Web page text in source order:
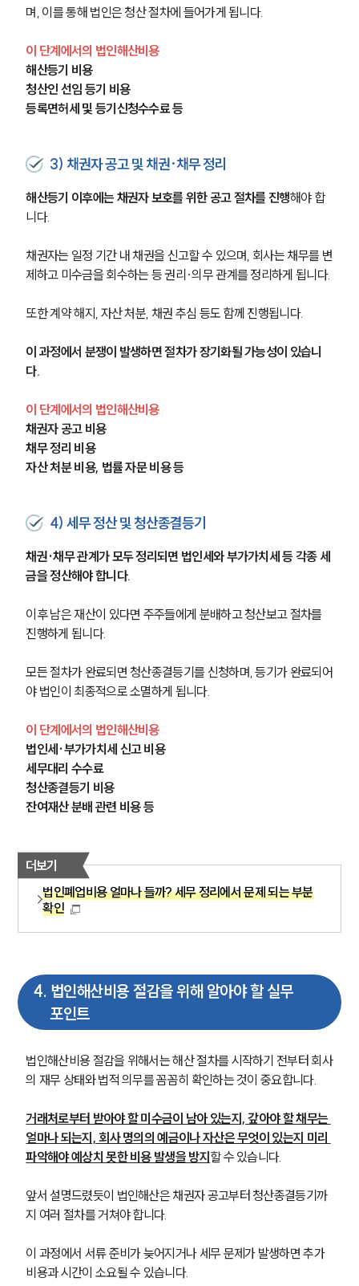
사례분석/최신동향
법률정보
법률지식인
고객후기
NEWS
공지사항
법률 블로그
법률서식
뉴스레터/브로슈어
대륜법률상담예약
대륜법률상담예약
며, 이를 통해 법인은 청산 절차에 들어가게 됩니다.
이 단계에서의 법인해산비용
해산등기 비용
청산인 선임 등기 비용
등록면허세 및 등기신청수수료 등
3) 채권자 공고 및 채권·채무 정리
해산등기 이후에는 채권자 보호를 위한 공고 절차를 진행해야 합
니다.
채권자는 일정 기간 내 채권을 신고할 수 있으며, 회사는 채무를 변
제하고 미수금을 회수하는 등 권리·의무 관계를 정리하게 됩니다.
또한 계약 해지, 자산 처분, 채권 추심 등도 함께 진행됩니다.
이 과정에서 분쟁이 발생하면 절차가 장기화될 가능성이 있습니
다.
이 단계에서의 법인해산비용
채권자 공고 비용
채무 정리 비용
자산 처분 비용, 법률 자문 비용 등
4) 세무 정산 및 청산종결등기
채권·채무 관계가 모두 정리되면 법인세와 부가가치세 등 각종 세
금을 정산해야 합니다.
이후 남은 재산이 있다면 주주들에게 분배하고 청산보고 절차를
진행하게 됩니다.
모든 절차가 완료되면 청산종결등기를 신청하며, 등기가 완료되어
야 법인이 최종적으로 소멸하게 됩니다.
이 단계에서의 법인해산비용
법인세·부가가치세 신고 비용
세무대리 수수료
청산종결등기 비용
잔여재산 분배 관련 비용 등
더보기
법인폐업비용 얼마나 들까? 세무 정리에서 문제 되는 부분
확인
4. 법인해산비용 절감을 위해 알아야 할 실무
포인트
법인해산비용 절감을 위해서는 해산 절차를 시작하기 전부터 회사
의 재무 상태와 법적 의무를 꼼꼼히 확인하는 것이 중요합니다.
거래처로부터 받아야 할 미수금이 남아 있는지, 갚아야 할 채무는
얼마나 되는지, 회사 명의의 예금이나 자산은 무엇이 있는지 미리
파악해야 예상치 못한 비용 발생을 방지 할 수 있습니다.
앞서 설명드렸듯이 법인해산은 채권자 공고부터 청산종결등기까
지 여러 절차를 거쳐야 합니다.
이 과정에서 서류 준비가 늦어지거나 세무 문제가 발생하면 추가
비용과 시간이 소요될 수 있습니다.